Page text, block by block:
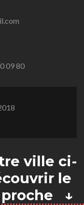
09 80
ville ci-
le
proche ↓